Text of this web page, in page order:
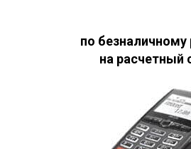
по безналичному
на расчетный